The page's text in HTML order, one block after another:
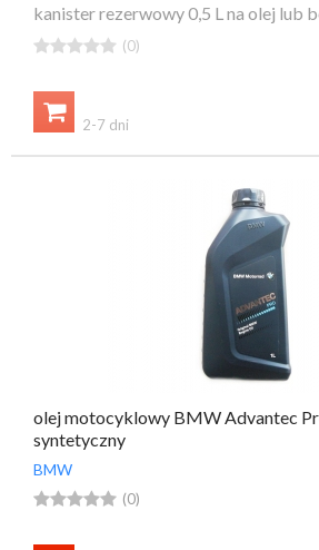
kanister rezerwowy 0,5 L na olej lub
 (0)

2-7 dni
olej motocyklowy BMW Advantec
syntetyczny
BMW
 (0)